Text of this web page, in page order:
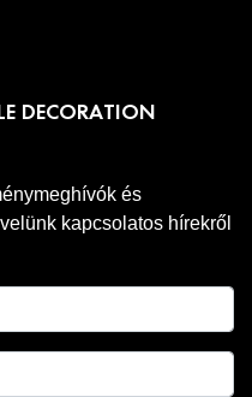
DECORATION
és
kapcsolatos hírekről